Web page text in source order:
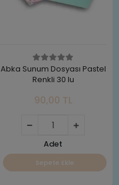
Abka Sunum Dosyası Pastel
Renkli 30 lu
90,00 TL
Adet
Sepete Ekle